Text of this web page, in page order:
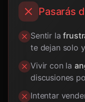
Pasarás
Sentir la
te dejan solo
Vivir con la
discusiones
Intentar